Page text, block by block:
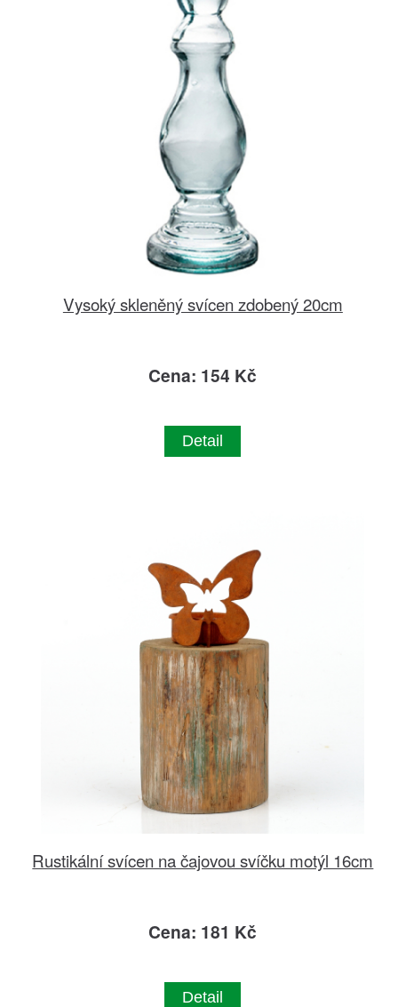
Vysoký skleněný svícen zdobený 20cm
Cena: 154 Kč
Detail
Rustikální svícen na čajovou svíčku motýl 16cm
Cena: 181 Kč
Detail